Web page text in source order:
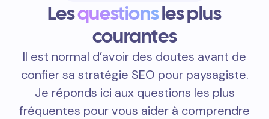
Lesquestionsles plus
courantes
Il est normal d’avoir des doutes avant de
confier sa stratégie SEO pour paysagiste.
Je réponds ici aux questions les plus
fréquentes pour vous aider à comprendre